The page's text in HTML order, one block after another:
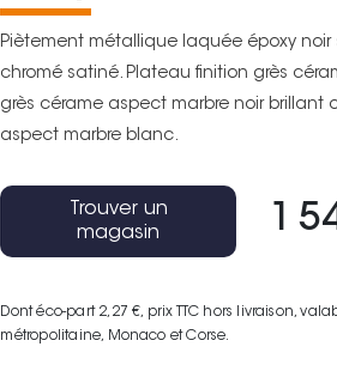
Piètement métallique laquée époxy noir
chromé satiné. Plateau finition grès
grès cérame aspect marbre noir brillant
aspect marbre blanc.
1
Dont éco-part 2,27 €, prix TTC hors livraison,
métropolitaine, Monaco et Corse.
Trouver un
magasin